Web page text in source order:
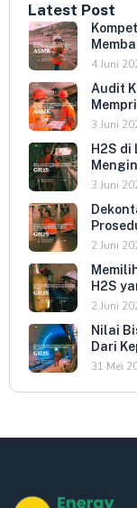
Latest Post
4 Juni
Audit
3 Juni
H2S
3 Juni
2 Juni
H2S
dan
2 Juni
Nilai
Dari
31 Mei